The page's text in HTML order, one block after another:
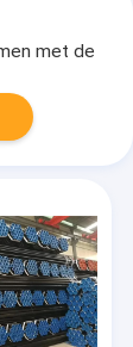
met de